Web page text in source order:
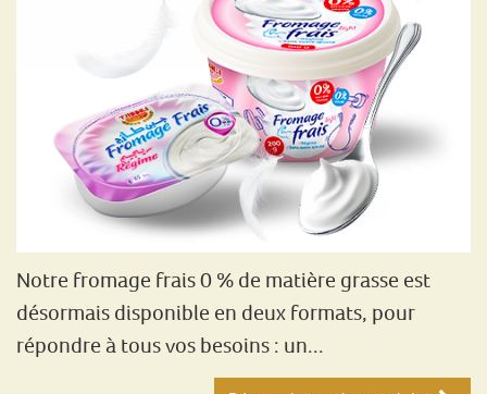
Notre fromage frais 0 % de matière grasse est
désormais disponible en deux formats, pour
répondre à tous vos besoins : un...